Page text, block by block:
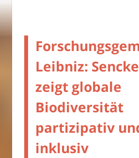
Leibniz:
zeigt globale
Biodiversität
partizipativ
inklusiv